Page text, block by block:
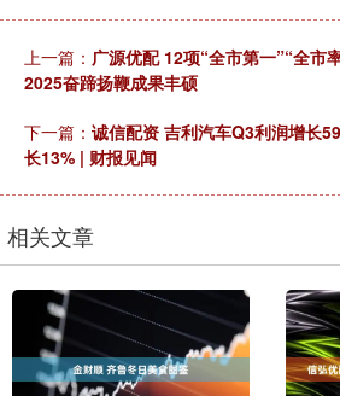
上一篇： 广源优配 12项“全市第一”“全市
2025奋蹄扬鞭成果丰硕
下一篇： 诚信配资 吉利汽车Q3利润增长
长13% | 财报见闻
相关文章